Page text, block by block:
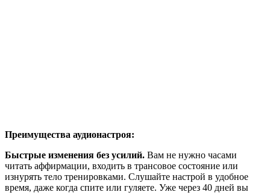
Преимущества аудионастроя:
Быстрые изменения без усилий. Вам не нужно часами
читать аффирмации, входить в трансовое состояние или
изнурять тело тренировками. Слушайте настрой в удобное
время, даже когда спите или гуляете. Уже через 40 дней вы